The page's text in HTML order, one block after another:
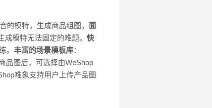
的模特，生成商品组图。 面
模特无法固定的难题。 快
。 丰富的场景模板库：
品图后，可选择由WeShop
唯象支持用户上传产品图